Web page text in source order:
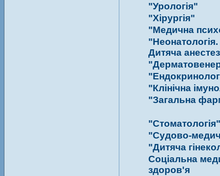
"Урологія"
"Хірургія"
"Медична
Дитяча
"Клінічна
"Загальна
"Стоматологія"
"Судово-
"Дитяча
Соціальна
здоров'я